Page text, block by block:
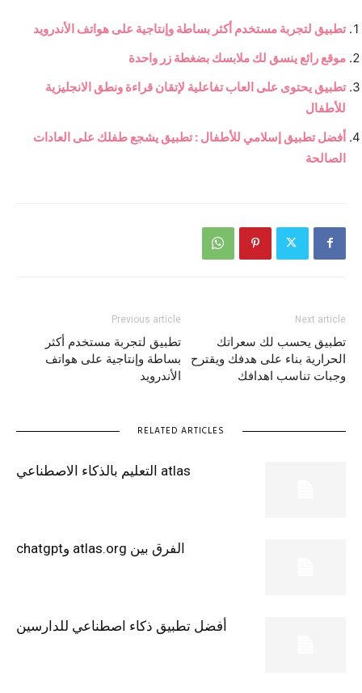
تطبيق لتجربة مستخدم أكثر بساطة وإنتاجية على هواتف الأندرويد
موقع رائع ينسق لك ملابسك بضغطة زر واحدة
تطبيق يحتوى على العاب تفاعلية لإتقان قراءة ونطق الانجليزية
للأطفال
أفضل تطبيق إسلامي للأطفال : تطبيق يشجع طفلك على العادات
الصالحة
Previous article
تطبيق لتجربة مستخدم أكثر
بساطة وإنتاجية على هواتف
الأندرويد
Next article
تطبيق يحسب لك سعراتك
الحرارية بناء على هدفك ويقترح
وجبات تناسب اهدافك
RELATED ARTICLES
atlas التعليم بالذكاء الاصطناعي
الفرق بين atlas.org وchatgpt
أفضل تطبيق ذكاء اصطناعي للدارسين